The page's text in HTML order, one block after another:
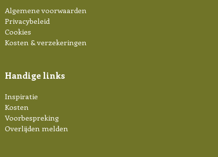
Algemene voorwaarden
Privacybeleid
Cookies
Kosten & verzekeringen
Handige links
Inspiratie
Kosten
Voorbespreking
Overlijden melden